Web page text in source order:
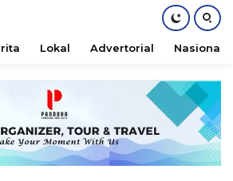
Lokal Advertorial Nasional